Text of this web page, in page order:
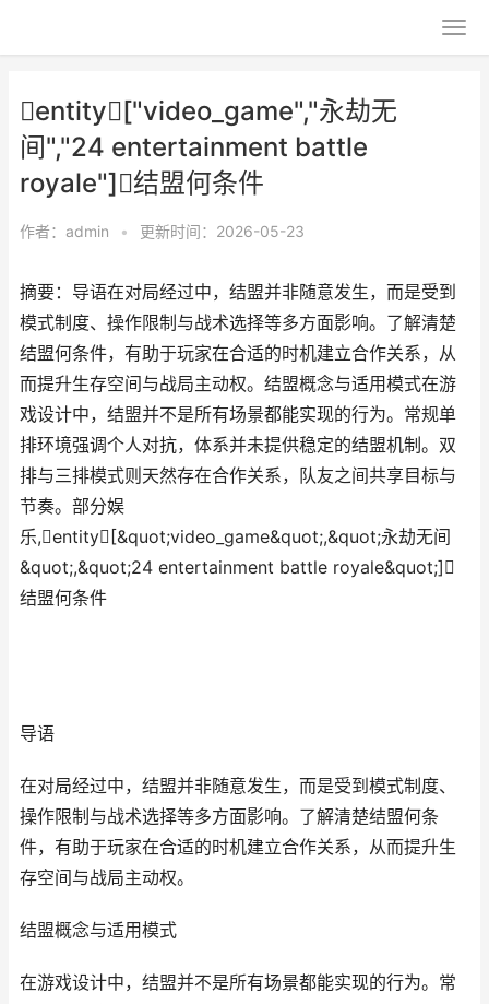
entity["video_game","永劫无
间","24 entertainment battle
royale"]结盟何条件
作者： admin • 更新时间：2026-05-23
摘要：导语在对局经过中，结盟并非随意发生，而是受到
模式制度、操作限制与战术选择等多方面影响。了解清楚
结盟何条件，有助于玩家在合适的时机建立合作关系，从
而提升生存空间与战局主动权。结盟概念与适用模式在游
戏设计中，结盟并不是所有场景都能实现的行为。常规单
排环境强调个人对抗，体系并未提供稳定的结盟机制。双
排与三排模式则天然存在合作关系，队友之间共享目标与
节奏。部分娱
乐,entity[&quot;video_game&quot;,&quot;永劫无间
&quot;,&quot;24 entertainment battle royale&quot;]
结盟何条件
导语
在对局经过中，结盟并非随意发生，而是受到模式制度、
操作限制与战术选择等多方面影响。了解清楚结盟何条
件，有助于玩家在合适的时机建立合作关系，从而提升生
存空间与战局主动权。
结盟概念与适用模式
在游戏设计中，结盟并不是所有场景都能实现的行为。常